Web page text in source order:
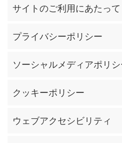
サイトのご利用にあたって
プライバシーポリシー
ソーシャルメディアポリシ
クッキーポリシー
ウェブアクセシビリティ